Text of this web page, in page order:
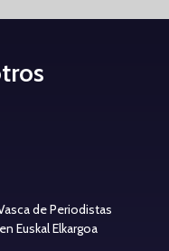
de Periodistas
Euskal Elkargoa